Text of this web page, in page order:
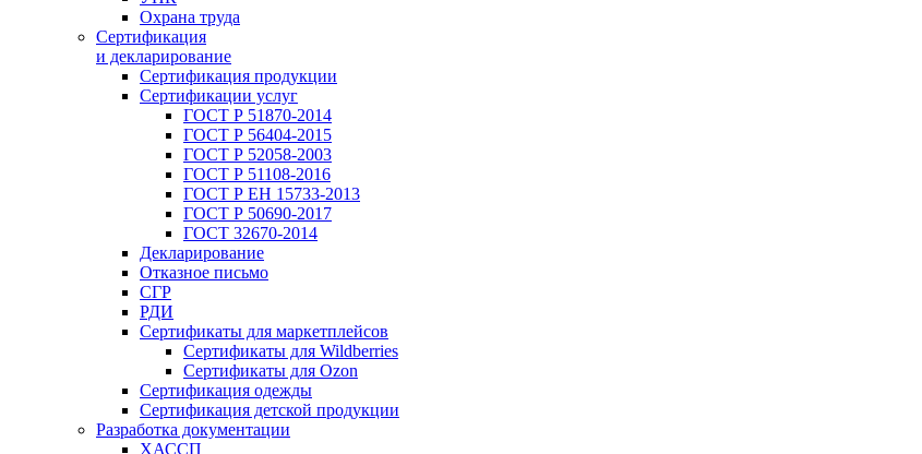
Охрана труда
Сертификация
и декларирование
Сертификация продукции
Сертификации услуг
ГОСТ Р 51870-2014
ГОСТ Р 56404-2015
ГОСТ Р 52058-2003
ГОСТ Р 51108-2016
ГОСТ Р ЕН 15733-2013
ГОСТ Р 50690-2017
ГОСТ 32670-2014
Декларирование
Отказное письмо
СГР
РДИ
Сертификаты для маркетплейсов
Сертификаты для Wildberries
Сертификаты для Ozon
Сертификация одежды
Сертификация детской продукции
Разработка документации
ХАССП